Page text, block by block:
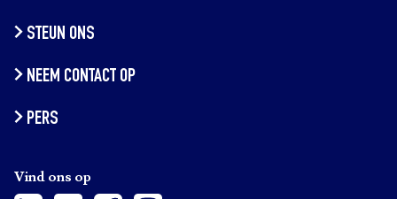
STEUN ONS
NEEM CONTACT OP
PERS
Vind ons op